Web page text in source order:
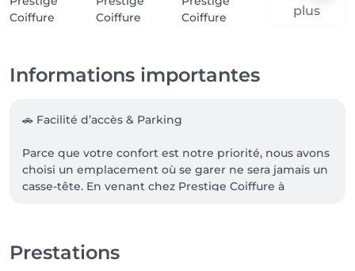
plus
Informations importantes
🚗 Facilité d’accès & Parking
Parce que votre confort est notre priorité, nous avons
choisi un emplacement où se garer ne sera jamais un
casse-tête. En venant chez Prestige Coiffure à
La Place de l’Église, située juste à côté, vous offre
Prestations